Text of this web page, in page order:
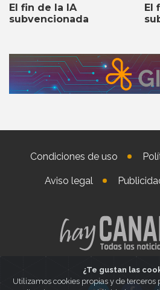
El fin de la IA
subvencionada
El
Condiciones de uso
Aviso legal
¿Te gustan las
Utilizamos cookies propias y de terceros